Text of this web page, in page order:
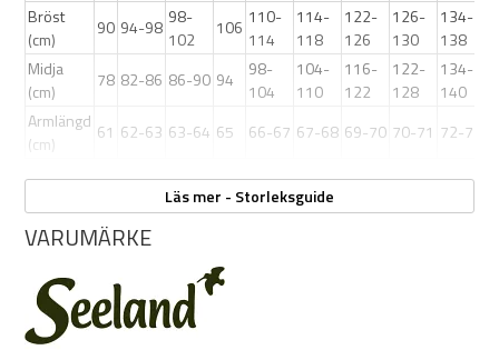
Bröst
(cm)
90 94-98 98-
102
106 110-
114
114-
118
122-
126
126-
130
134-
138
Midja
(cm)
78 82-86 86-90 94
98-
104
104-
110
116-
122
122-
128
134-
140
Armlängd
(cm)
61 62-63 63-64 65 66-67 67-68 69-70 70-71 72-73
Läs mer - Storleksguide
VARUMÄRKE